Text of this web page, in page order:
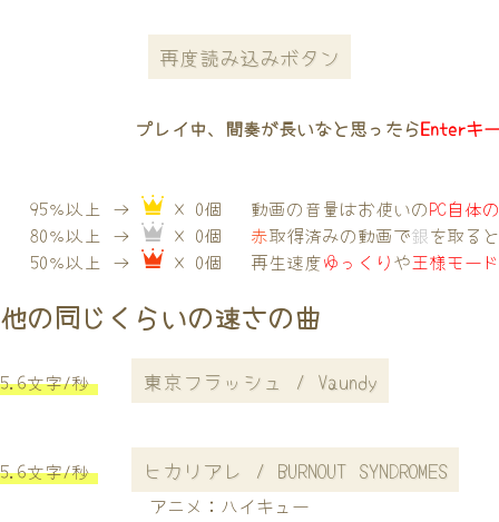
再度読み込みボタン
プレイ中、間奏が長いなと思ったらEnterキ
95％以上 →
× 0個
80％以上 →
× 0個
50％以上 →
× 0個
動画の音量はお使いのPC自体
赤取得済みの動画で銀を取る
再生速度ゆっくりや王様モー
他の同じくらいの速さの曲
5.6文字/秒 東京フラッシュ / Vaundy
5.6文字/秒 ヒカリアレ / BURNOUT SYNDROMES
アニメ：ハイキュー